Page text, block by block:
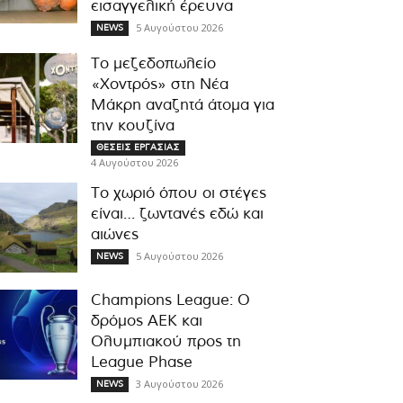
εισαγγελική έρευνα
NEWS 5 Αυγούστου 2026
Το μεζεδοπωλείο
«Χοντρός» στη Νέα
Μάκρη αναζητά άτομα για
την κουζίνα
ΘΕΣΕΙΣ ΕΡΓΑΣΙΑΣ
4 Αυγούστου 2026
Το χωριό όπου οι στέγες
είναι… ζωντανές εδώ και
αιώνες
NEWS 5 Αυγούστου 2026
Champions League: Ο
δρόμος ΑΕΚ και
Ολυμπιακού προς τη
League Phase
NEWS 3 Αυγούστου 2026